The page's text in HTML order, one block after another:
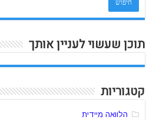
תוכן שעשוי לעניין אותך
קטגוריות
הלוואה מיידית